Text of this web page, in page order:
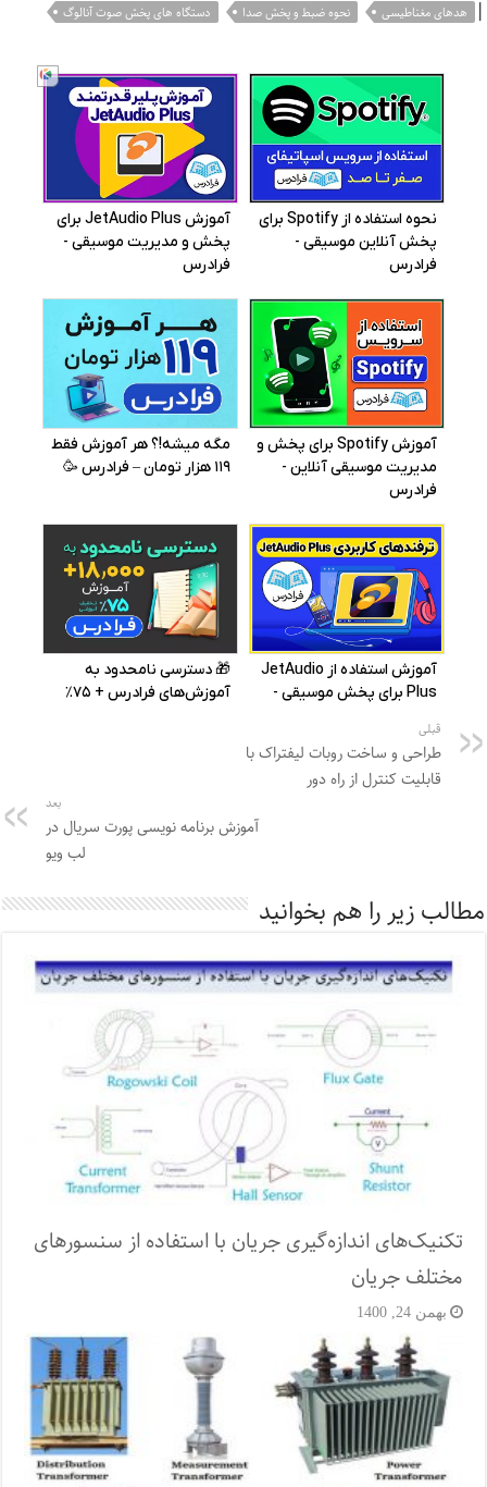
| هدهای مغناطیسی نحوه ضبط و پخش صدا دستگاه های پخش صوت آنالوگ
قبلی
طراحی و ساخت روبات لیفتراک با
قابلیت کنترل از راه دور
بعد
آموزش برنامه نویسی پورت سریال در
لب ویو
مطالب زیر را هم بخوانید
تکنیک‌های اندازه‌گیری جریان با استفاده از سنسورهای
مختلف جریان
بهمن 24, 1400